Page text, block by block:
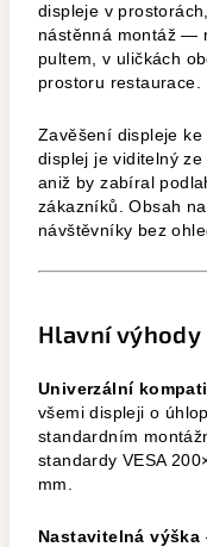
displeje v
nástěnná montáž —
pultem, v uličkách
prostoru restaurace.
Zavěšení displeje
displej je viditelný
aniž by zabíral
zákazníků. Obsah
návštěvníky bez
Hlavní výhody
Univerzální
všemi displeji o
standardním
standardy VESA
mm.
Nastavitelná výška